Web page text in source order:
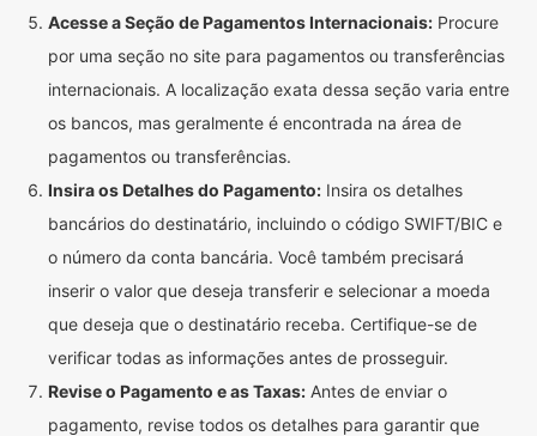
Acesse a Seção de Pagamentos Internacionais: Procure
por uma seção no site para pagamentos ou transferências
internacionais. A localização exata dessa seção varia entre
os bancos, mas geralmente é encontrada na área de
pagamentos ou transferências.
Insira os Detalhes do Pagamento: Insira os detalhes
bancários do destinatário, incluindo o código SWIFT/BIC e
o número da conta bancária. Você também precisará
inserir o valor que deseja transferir e selecionar a moeda
que deseja que o destinatário receba. Certifique-se de
verificar todas as informações antes de prosseguir.
Revise o Pagamento e as Taxas: Antes de enviar o
pagamento, revise todos os detalhes para garantir que